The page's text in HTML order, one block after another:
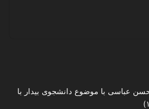
عباسی با موضوع دانشجوی بیدار با